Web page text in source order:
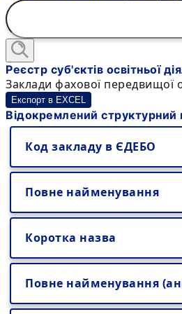
Реєстр суб'єктів освітньої
Заклади фахової передвищої
Експорт в EXCEL
Відокремлений структурний
Код закладу в ЄДЕБО
Повне найменування
Коротка назва
Повне найменування